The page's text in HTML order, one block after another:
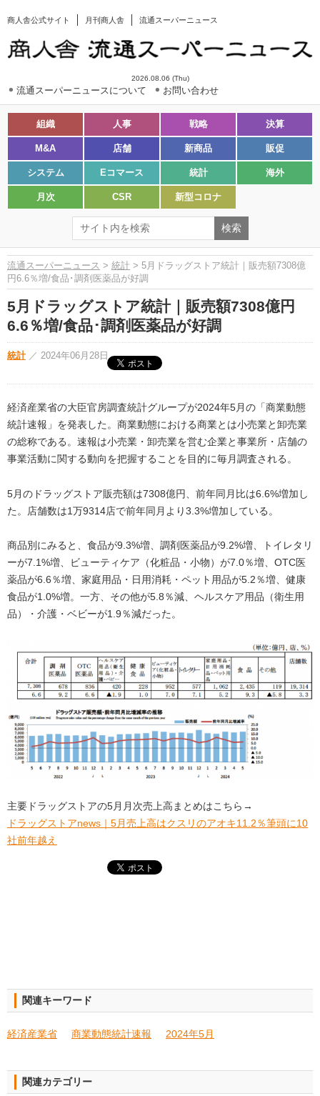
商人舎公式サイト 月刊商人舎 流通スーパーニュース
2026.08.06 (Thu)
流通スーパーニュースについて お問い合わせ
組織 人事 戦略 決算
M&A 店舗 新商品 販促
システム Eコマース 統計 海外
月次 CSR 新型コロナ
流通スーパーニュース > 統計 > 5月ドラッグストア統計｜販売額7308億
円6.6％増/食品･調剤医薬品が好調
5月ドラッグストア統計｜販売額7308億円
6.6％増/食品･調剤医薬品が好調
統計 ／ 2024年06月28日
経済産業省の大臣官房調査統計グループが2024年5月の「商業動態
統計速報」を発表した。商業動態における商業とは小売業と卸売業
の総称である。速報は小売業・卸売業を営む企業と事業所・店舗の
事業活動に関する動向を把握することを目的に毎月調査される。
5月のドラッグストア販売額は7308億円、前年同月比は6.6%増加し
た。店舗数は1万9314店で前年同月より3.3%増加している。
商品別にみると、食品が9.3%増、調剤医薬品が9.2%増、トイレタリ
ーが7.1%増、ビューティケア（化粧品・小物）が7.0％増、OTC医
薬品が6.6％増、家庭用品・日用消耗・ペット用品が5.2％増、健康
食品が1.0%増。一方、その他が5.8％減、ヘルスケア用品（衛生用
品）・介護・ベビーが1.9％減だった。
主要ドラッグストアの5月月次売上高まとめはこちら→
ドラッグストアnews｜5月売上高はクスリのアオキ11.2％筆頭に10
社前年越え
関連キーワード
経済産業省 商業動態統計速報 2024年5月
関連カテゴリー